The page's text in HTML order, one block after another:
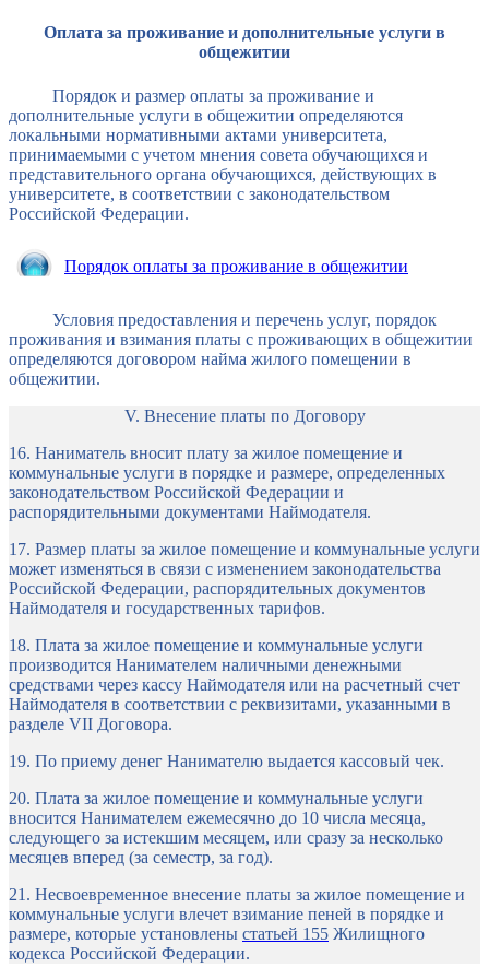
Оплата за проживание и дополнительные услуги в
общежитии
Порядок и размер оплаты за проживание и
дополнительные услуги в общежитии определяются
локальными нормативными актами университета,
принимаемыми с учетом мнения совета обучающихся и
представительного органа обучающихся, действующих в
университете, в соответствии с законодательством
Российской Федерации.
Порядок оплаты за проживание в общежитии
Условия предоставления и перечень услуг, порядок
проживания и взимания платы с проживающих в общежитии
определяются договором найма жилого помещении в
общежитии.
V. Внесение платы по Договору
16. Наниматель вносит плату за жилое помещение и
коммунальные услуги в порядке и размере, определенных
законодательством Российской Федерации и
распорядительными документами Наймодателя.
17. Размер платы за жилое помещение и коммунальные услуги
может изменяться в связи с изменением законодательства
Российской Федерации, распорядительных документов
Наймодателя и государственных тарифов.
18. Плата за жилое помещение и коммунальные услуги
производится Нанимателем наличными денежными
средствами через кассу Наймодателя или на расчетный счет
Наймодателя в соответствии с реквизитами, указанными в
разделе VII Договора.
19. По приему денег Нанимателю выдается кассовый чек.
20. Плата за жилое помещение и коммунальные услуги
вносится Нанимателем ежемесячно до 10 числа месяца,
следующего за истекшим месяцем, или сразу за несколько
месяцев вперед (за семестр, за год).
21. Несвоевременное внесение платы за жилое помещение и
коммунальные услуги влечет взимание пеней в порядке и
размере, которые установлены статьей 155 Жилищного
кодекса Российской Федерации.